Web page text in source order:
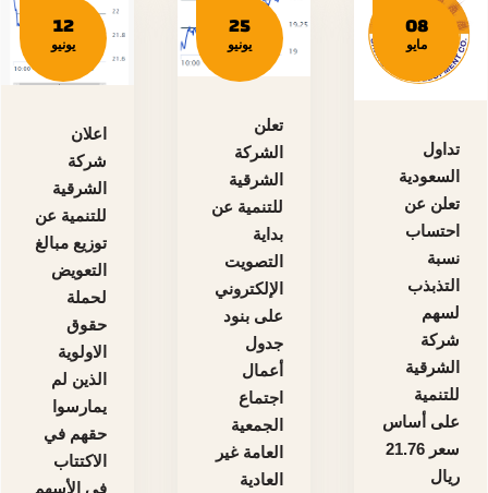
08
مايو
تداول
السعودية
تعلن عن
احتساب
نسبة
التذبذب
لسهم
شركة
الشرقية
للتنمية
على أساس
سعر 21.76
ريال
25
يونيو
تعلن
الشركة
الشرقية
للتنمية عن
بداية
التصويت
الإلكتروني
على بنود
جدول
أعمال
اجتماع
الجمعية
العامة غير
العادية
12
يونيو
اعلان
شركة
الشرقية
للتنمية عن
توزيع مبالغ
التعويض
لحملة
حقوق
الاولوية
الذين لم
يمارسوا
حقهم في
الاكتتاب
في الأسهم